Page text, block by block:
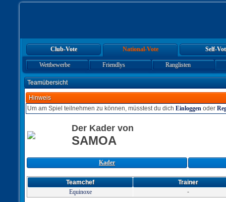
Club-Vote National-Vote Self-
Wettbewerbe Friendlys Ranglisten
Teamübersicht
Hinweis
Um am Spiel teilnehmen zu können, müsstest du dich Einloggen oder
Der Kader von
SAMOA
Kader
Teamchef
Trainer
Equinoxe
-